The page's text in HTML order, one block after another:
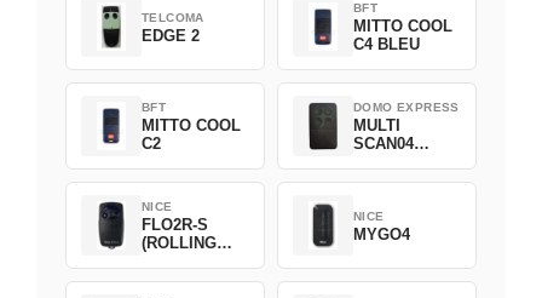
TELCOMA
EDGE 2
BFT
MITTO COOL
C4 BLEU
BFT
MITTO COOL
C2
DOMO EXPRESS
MULTI
SCAN04
NICE
FLO2R-S
(ROLLING
NICE
MYGO4